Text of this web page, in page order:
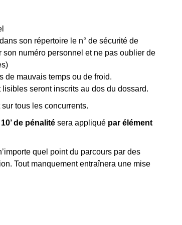
son répertoire le n° de sécurité de
son numéro personnel et ne pas oublier de
de mauvais temps ou de froid.
seront inscrits au dos du dossard.
tous les concurrents.
10’ de pénalité sera appliqué par élément
quel point du parcours par des
Tout manquement entraînera une mise